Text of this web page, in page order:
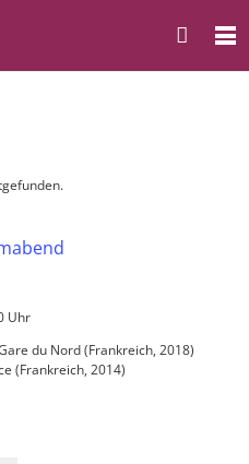
Uhr
du Nord (Frankreich, 2018)
(Frankreich, 2014)